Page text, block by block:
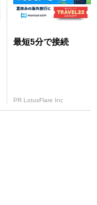
最短5分で接続
PR LotusFlare Inc